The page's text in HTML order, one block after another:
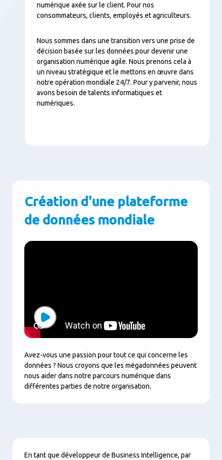
numérique axée sur le client. Pour nos
consommateurs, clients, employés et agriculteurs.
Nous sommes dans une transition vers une prise de
décision basée sur les données pour devenir une
organisation numérique agile. Nous prenons cela à
un niveau stratégique et le mettons en œuvre dans
notre opération mondiale 24/7. Pour y parvenir, nous
avons besoin de talents informatiques et
numériques.
Création d'une plateforme
de données mondiale
Avez-vous une passion pour tout ce qui concerne les
données ? Nous croyons que les mégadonnées peuvent
nous aider dans notre parcours numérique dans
différentes parties de notre organisation.
Contenu
En tant que développeur de Business Intelligence, par